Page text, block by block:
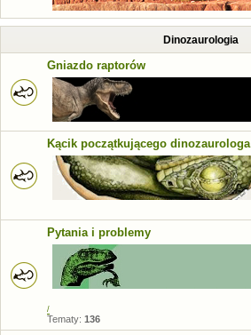
Dinozaurologia
Gniazdo raptorów
Kącik początkującego dinozaurologa
Pytania i problemy
/
Tematy: 136